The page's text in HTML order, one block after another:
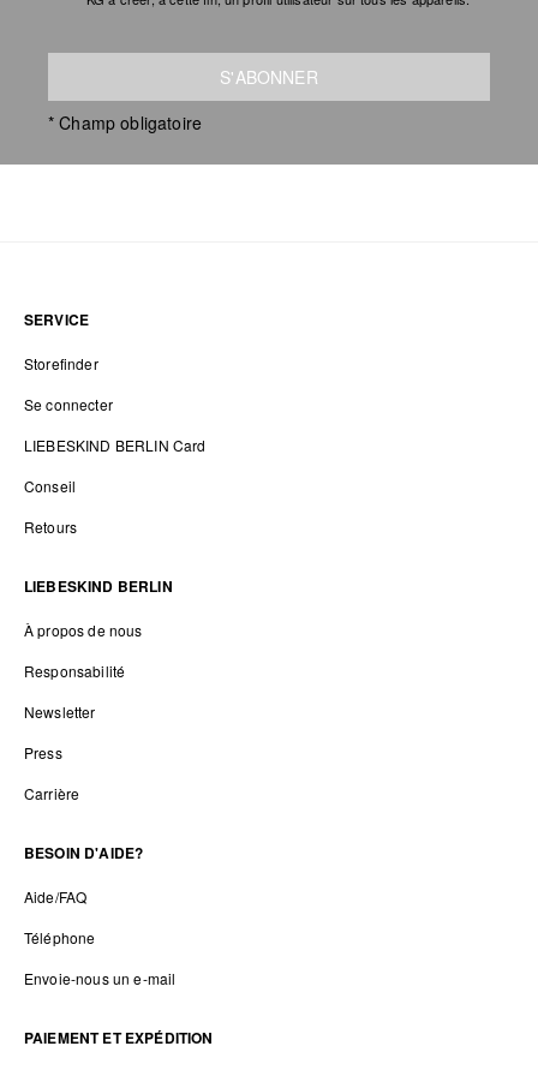
S'ABONNER
* Champ obligatoire
SERVICE
Storefinder
Se connecter
LIEBESKIND BERLIN Card
Conseil
Retours
LIEBESKIND BERLIN
À propos de nous
Responsabilité
Newsletter
Press
Carrière
BESOIN D'AIDE?
Aide/FAQ
Téléphone
Envoie-nous un e-mail
PAIEMENT ET EXPÉDITION